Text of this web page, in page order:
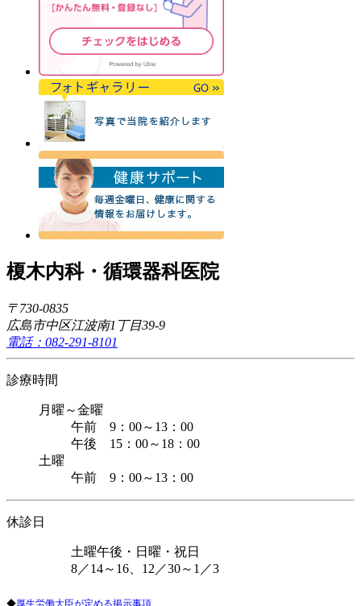
榎木内科・循環器科医院
〒730-0835
広島市中区江波南1丁目39-9
電話：082-291-8101
診療時間
月曜～金曜
午前 9：00～13：00
午後 15：00～18：00
土曜
午前 9：00～13：00
休診日
土曜午後・日曜・祝日
8／14～16、12／30～1／3
◆厚生労働大臣が定める掲示事項